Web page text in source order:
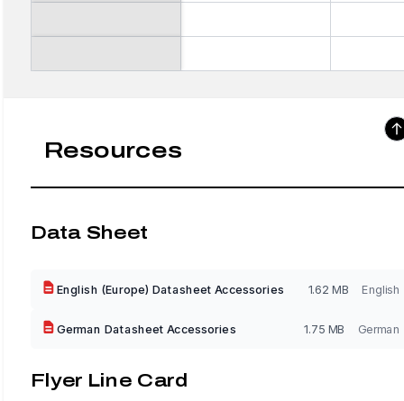
Resources
Data Sheet
English (Europe) Datasheet Accessories 1.62 MB English
German Datasheet Accessories 1.75 MB German
Flyer Line Card